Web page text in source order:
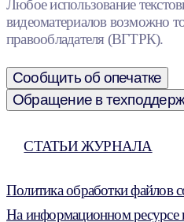
Любое использование
видеоматериалов возможно
правообладателя (ВГТРК).
Сообщить об опечатке
Обращение в
СТАТЬИ ЖУРНАЛА
Политика обработки файлов
На информационном ресурсе